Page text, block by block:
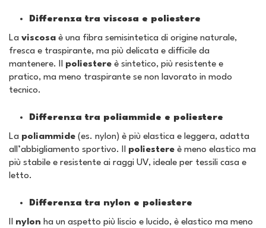
Differenza tra viscosa e poliestere
La viscosa è una fibra semisintetica di origine naturale,
fresca e traspirante, ma più delicata e difficile da
mantenere. Il poliestere è sintetico, più resistente e
pratico, ma meno traspirante se non lavorato in modo
tecnico.
Differenza tra poliammide e poliestere
La poliammide (es. nylon) è più elastica e leggera, adatta
all’abbigliamento sportivo. Il poliestere è meno elastico ma
più stabile e resistente ai raggi UV, ideale per tessili casa e
letto.
Differenza tra nylon e poliestere
nylon ha un aspetto più liscio e lucido, è elastico ma meno